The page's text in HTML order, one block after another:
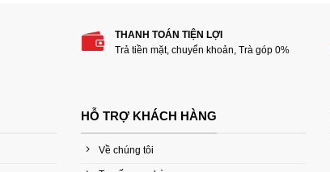
THANH TOÁN TIỆN LỢI
Trả tiền mặt, chuyển khoản, Trà góp 0%
HỖ TRỢ KHÁCH HÀNG
Về chúng tôi